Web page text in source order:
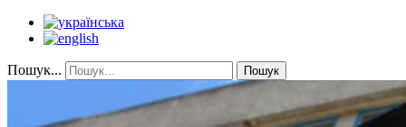
Пошук... Пошук